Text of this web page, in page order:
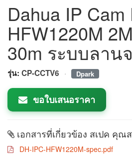
Dahua IP Cam
HFW1220M
30m ระบบลาน
รุ่น: CP-CCTV6 · Dpark
ขอใบเสนอราคา
เอกสารที่เกี่ยวข้อง สเปค คุ
DH-IPC-HFW1220M-spec.pdf